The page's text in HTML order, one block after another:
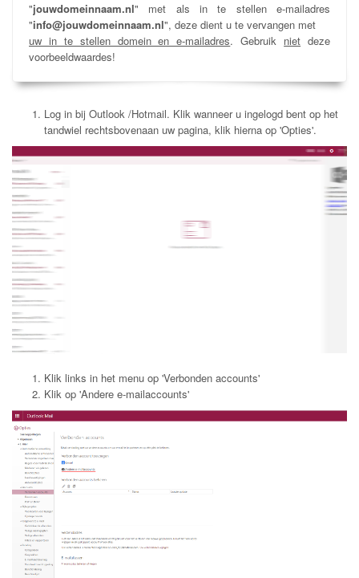
"jouwdomeinnaam.nl" met als in te stellen e-mailadres
"info@jouwdomeinnaam.nl", deze dient u te vervangen met
uw in te stellen domein en e-mailadres. Gebruik niet deze
voorbeeldwaardes!
Log in bij Outlook /Hotmail. Klik wanneer u ingelogd bent op het
tandwiel rechtsbovenaan uw pagina, klik hierna op 'Opties'.
Klik links in het menu op 'Verbonden accounts'
Klik op 'Andere e-mailaccounts'